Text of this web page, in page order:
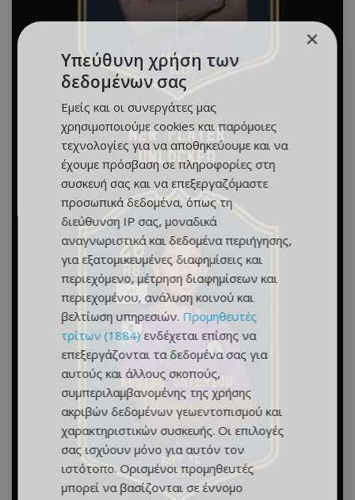
×
Υπεύθυνη χρήση των
δεδομένων σας
Εμείς και οι συνεργάτες μας
χρησιμοποιούμε cookies και παρόμοιες
τεχνολογίες για να αποθηκεύουμε και να
έχουμε πρόσβαση σε πληροφορίες στη
συσκευή σας και να επεξεργαζόμαστε
προσωπικά δεδομένα, όπως τη
διεύθυνση IP σας, μοναδικά
αναγνωριστικά και δεδομένα περιήγησης,
για εξατομικευμένες διαφημίσεις και
περιεχόμενο, μέτρηση διαφημίσεων και
περιεχομένου, ανάλυση κοινού και
βελτίωση υπηρεσιών. Προμηθευτές
τρίτων (1884)ενδέχεται επίσης να
επεξεργάζονται τα δεδομένα σας για
αυτούς και άλλους σκοπούς,
συμπεριλαμβανομένης της χρήσης
ακριβών δεδομένων γεωεντοπισμού και
χαρακτηριστικών συσκευής. Οι επιλογές
σας ισχύουν μόνο για αυτόν τον
ιστότοπο. Ορισμένοι προμηθευτές
μπορεί να βασίζονται σε έννομο